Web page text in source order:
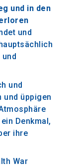
und in den
und
und
und üppigen
Denkmal,
ihre
War